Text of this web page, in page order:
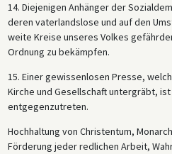
14. Diejenigen Anhänger der
deren vaterlandslose und auf den
weite Kreise unseres Volkes
Ordnung zu bekämpfen.
15. Einer gewissenlosen Presse,
Kirche und Gesellschaft untergräbt,
entgegenzutreten.
Hochhaltung von Christentum,
Förderung jeder redlichen Arbeit,